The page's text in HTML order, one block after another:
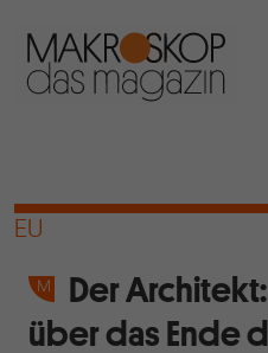
EU
Der
über das Ende